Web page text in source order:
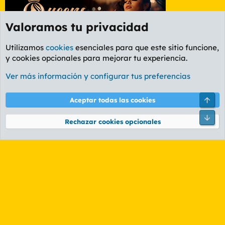
Foro General
Cookies
PL OLDSTYLE AMARILLO
Términos y reglas Política de privacidad Ayuda
Community platform by XenForo® © 2010-2026 XenForo Ltd.
Valoramos tu privacidad
Utilizamos cookies esenciales para que este sitio funcione,
y cookies opcionales para mejorar tu experiencia.
Ver más información y configurar tus preferencias
Aceptar todas las cookies
Rechazar cookies opcionales
Pie